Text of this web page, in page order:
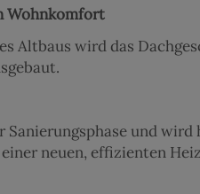
Wohnkomfort
Altbaus wird das
Sanierungsphase und
neuen, effizienten